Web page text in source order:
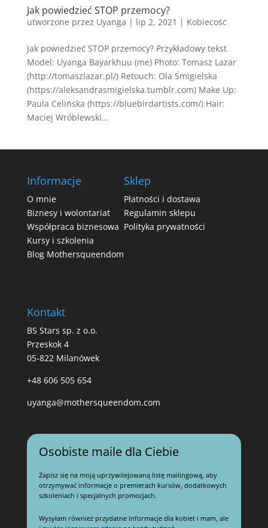
Jak powiedzieć STOP przemocy?
utworzone przez Uyanga | lip 2, 2021 | Kobiecość
Jak powiedzieć STOP przemocy? Przykładowy tekst
Model: Uyanga Bayarkhuu (me) Photo: Tomasz Lazar
(http://tomaszlazar.pl/) Retouch: Ola Śmigielska
(https://aleksandrasmigielska.tumblr.com) Make Up:
Paula Celińska (https://bluebirdartists.com/) Hair:
Maciej Wróblewski...
Informacje
O mnie
Biznesy i wolontariat
Współpraca biznesowa
Kursy i szkolenia
Blog Mothersqueendom
Sklep
Płatności i dostawa
Regulamin sklepu
Polityka prywatności
Kontakt
BS Stars sp. z o.o.
Przeskok 4
05-822 Milanówek
+48 606 505 654
uyanga@mothersqueendom.com
Osobiste maile dla Ciebie
Zapisz się na moją uprzywilejowaną listę mailingową, aby
otrzymywać informacje o premierach kursów, dodatkowych
szkoleniach i specjalnych promocjach.
Wysyłam również przydatne informacje dla kobiet i mam, ale